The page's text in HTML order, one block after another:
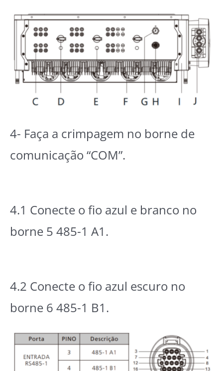
4- Faça a crimpagem no borne de
comunicação “COM”.
4.1 Conecte o fio azul e branco no
borne 5 485-1 A1.
4.2 Conecte o fio azul escuro no
borne 6 485-1 B1.